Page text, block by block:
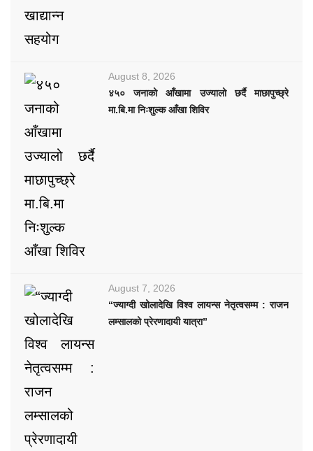
August 8, 2026
४५० जनाको आँखामा उज्यालो छर्दै माछापुच्छ्रे
मा.बि.मा निःशुल्क आँखा शिविर
August 7, 2026
“ज्याग्दी खोलादेखि विश्व लायन्स नेतृत्वसम्म : राजन
लम्सालको प्रेरणादायी यात्रा”